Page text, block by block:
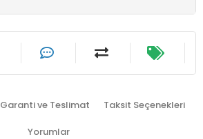
Garanti ve Teslimat Taksit Seçenekleri
Yorumlar